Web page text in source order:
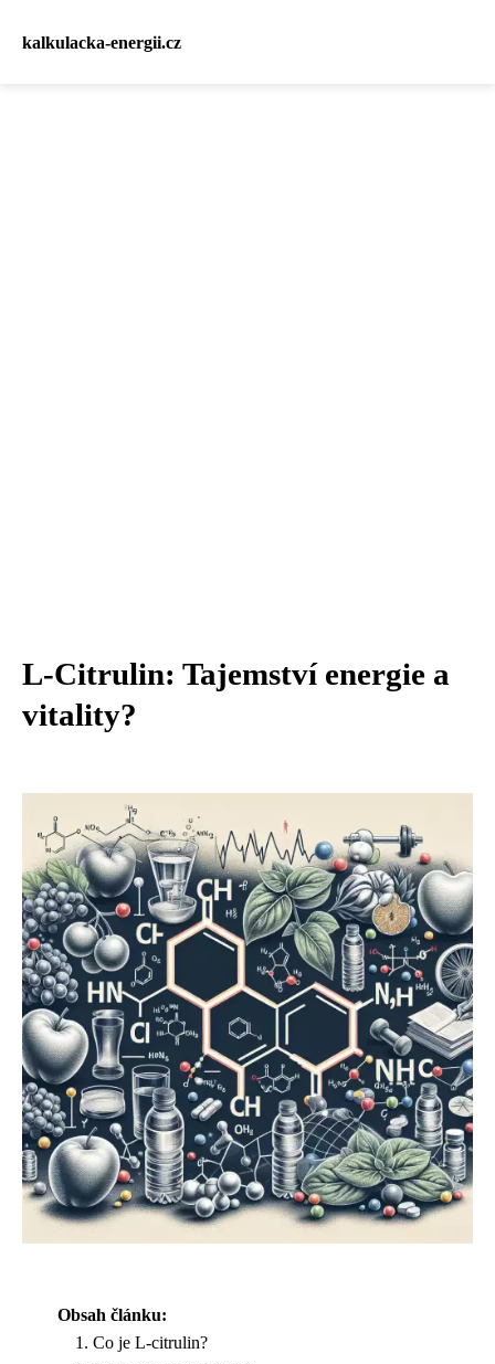
kalkulacka-energii.cz
L-Citrulin: Tajemství energie a
vitality?
Obsah článku:
Co je L-citrulin?